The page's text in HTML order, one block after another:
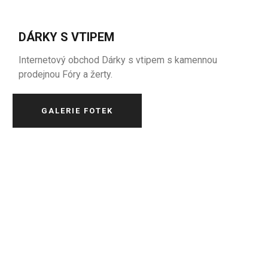
DÁRKY S VTIPEM
Internetový obchod Dárky s vtipem s kamennou
prodejnou Fóry a žerty.
GALERIE FOTEK